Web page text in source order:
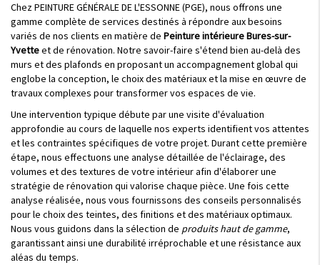
Chez PEINTURE GÉNÉRALE DE L'ESSONNE (PGE), nous offrons une
gamme complète de services destinés à répondre aux besoins
variés de nos clients en matière de Peinture intérieure Bures-sur-
Yvetteet de rénovation. Notre savoir-faire s'étend bien au-delà des
murs et des plafonds en proposant un accompagnement global qui
englobe la conception, le choix des matériaux et la mise en œuvre de
travaux complexes pour transformer vos espaces de vie.
Une intervention typique débute par une visite d'évaluation
approfondie au cours de laquelle nos experts identifient vos attentes
et les contraintes spécifiques de votre projet. Durant cette première
étape, nous effectuons une analyse détaillée de l'éclairage, des
volumes et des textures de votre intérieur afin d'élaborer une
stratégie de rénovation qui valorise chaque pièce. Une fois cette
analyse réalisée, nous vous fournissons des conseils personnalisés
pour le choix des teintes, des finitions et des matériaux optimaux.
Nous vous guidons dans la sélection de produits haut de gamme,
garantissant ainsi une durabilité irréprochable et une résistance aux
aléas du temps.